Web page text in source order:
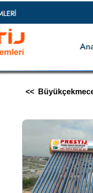
<< Büyükçekmece